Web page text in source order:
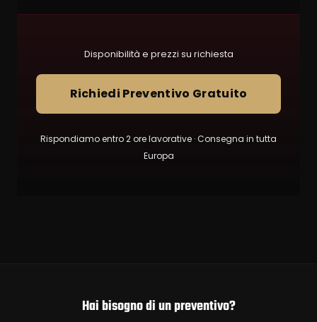
Disponibilità e prezzi su richiesta
Richiedi Preventivo Gratuito
Rispondiamo entro 2 ore lavorative · Consegna in tutta
Europa
Hai bisogno di un preventivo?